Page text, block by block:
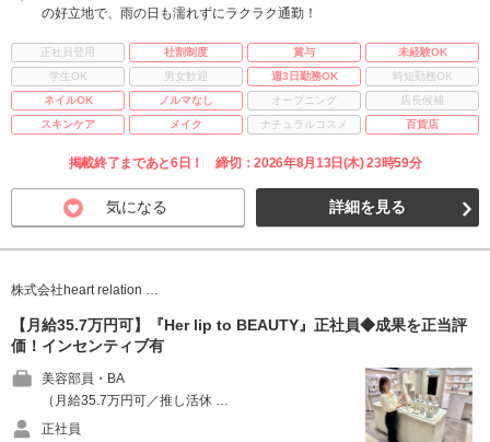
の好立地で、雨の日も濡れずにラクラク通勤！
正社員登用 社割制度 賞与
未経験OK
学生OK
男女歓迎 週3日勤務OK
時短勤務OK
ネイルOK
ノルマなし オープニング
店長候補
スキンケア
メイク ナチュラルコスメ 百貨店
掲載終了まであと6日！ 締切：2026年8月13日(木) 23時59分
気になる 詳細を見る
株式会社heart relation …
【月給35.7万円可】『Her lip to BEAUTY』正社員◆成果を正当評
価！インセンティブ有
美容部員・BA
（月給35.7万円可／推し活休 …
正社員